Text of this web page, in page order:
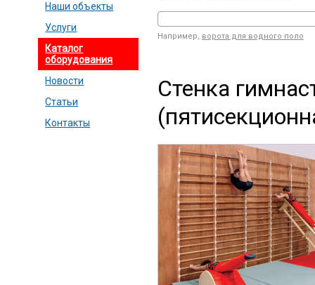
Наши объекты
Услуги
Каталог
оборудования
Новости
Статьи
Контакты
Например, ворота для водного поло
Стенка